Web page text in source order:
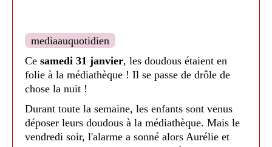
mediaauquotidien
Ce samedi 31 janvier, les doudous étaient en
folie à la médiathèque ! Il se passe de drôle de
chose la nuit !
Durant toute la semaine, les enfants sont venus
déposer leurs doudous à la médiathèque. Mais le
vendredi soir, l'alarme a sonné alors Aurélie et